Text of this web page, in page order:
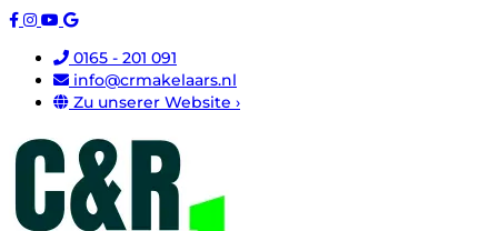
0165 - 201 091
info@crmakelaars.nl
Zu unserer Website ›